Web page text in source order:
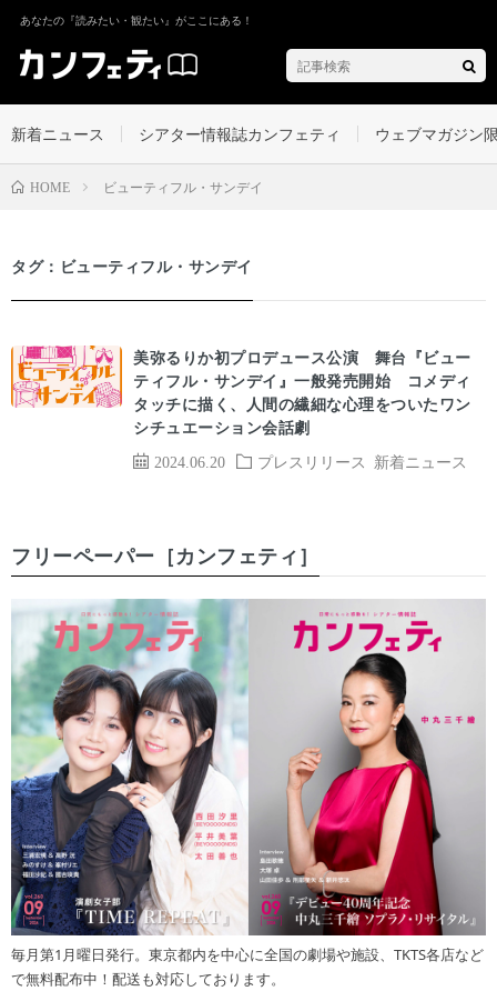
あなたの『読みたい・観たい』がここにある！
新着ニュース シアター情報誌カンフェティ ウェブマガジン
HOME ビューティフル・サンデイ
タグ：ビューティフル・サンデイ
2024.06.20 プレスリリース 新着ニュース
美弥るりか初プロデュース公演 舞台『ビュー
ティフル・サンデイ』一般発売開始 コメディ
タッチに描く、人間の繊細な心理をついたワン
シチュエーション会話劇
フリーペーパー［カンフェティ］
毎月第1月曜日発行。東京都内を中心に全国の劇場や施設、TKTS各店など
で無料配布中！配送も対応しております。